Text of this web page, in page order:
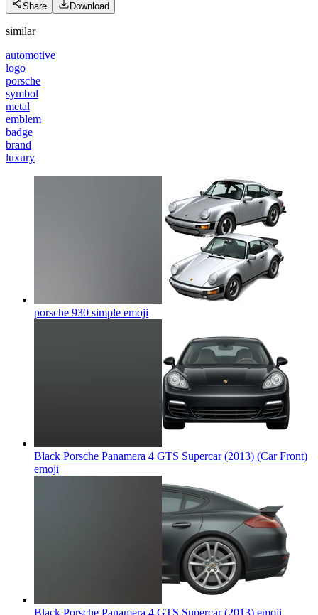
Share Download
similar
automotive
logo
porsche
symbol
metal
emblem
badge
brand
luxury
porsche 930 simple emoji
Black Porsche Panamera 4 GTS Supercar (2013) (Car Front)
emoji
Black Porsche Panamera 4 GTS Supercar (2013) emoji